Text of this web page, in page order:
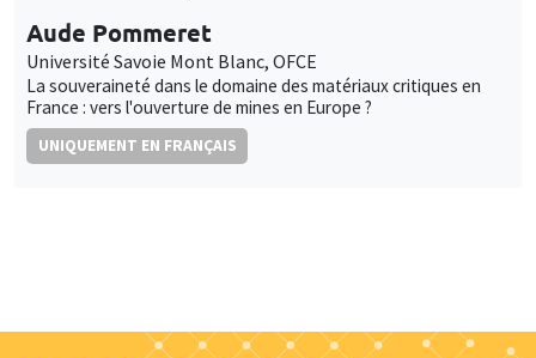
Aude Pommeret
Université Savoie Mont Blanc, OFCE
La souveraineté dans le domaine des matériaux critiques en
France : vers l'ouverture de mines en Europe ?
UNIQUEMENT EN FRANÇAIS